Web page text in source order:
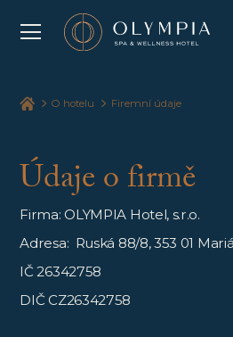
O hotelu Firemní údaje
Údaje o firmě
Firma: OLYMPIA Hotel, s.r.o.
Adresa: Ruská 88/8, 353 01
IČ 26342758
DIČ CZ26342758